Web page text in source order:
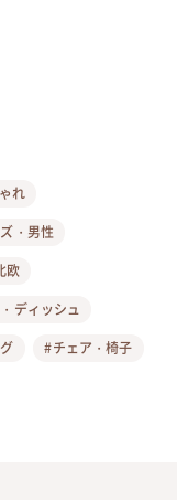
れ
・男性
欧
ディッシュ
#チェア・椅子